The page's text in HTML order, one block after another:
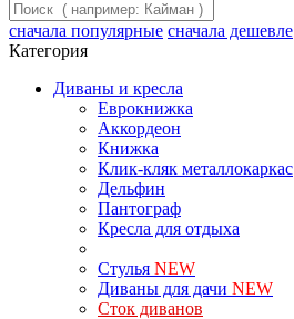
сначала популярные сначала дешевле
Категория
Диваны и кресла
Еврокнижка
Аккордеон
Книжка
Клик-кляк металлокаркас
Дельфин
Пантограф
Кресла для отдыха
Стулья NEW
Диваны для дачи NEW
Сток диванов